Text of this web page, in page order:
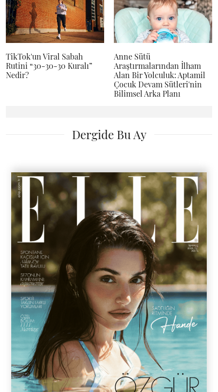
TikTok'un Viral Sabah
Rutini “30-30-30 Kuralı”
Nedir?
Anne Sütü
Araştırmalarından İlham
Alan Bir Yolculuk: Aptamil
Çocuk Devam Sütleri'nin
Bilimsel Arka Planı
Dergide Bu Ay